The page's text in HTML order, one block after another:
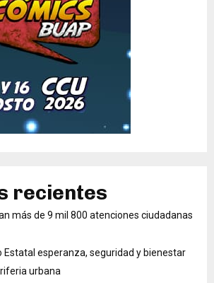
recientes
más de 9 mil 800 atenciones ciudadanas
Estatal esperanza, seguridad y bienestar
urbana